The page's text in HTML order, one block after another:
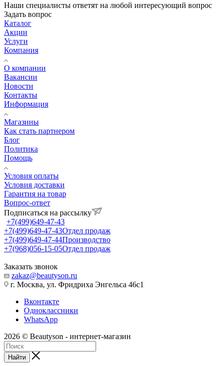
Наши специалисты ответят на любой интересующий вопрос
Задать вопрос
Каталог
Акции
Услуги
Компания
О компании
Вакансии
Новости
Контакты
Информация
Магазины
Как стать партнером
Блог
Политика
Помощь
Условия оплаты
Условия доставки
Гарантия на товар
Вопрос-ответ
Подписаться на рассылку
+7(499)649-47-43
+7(499)649-47-43Отдел продаж
+7(499)649-47-44Производство
+7(968)056-15-05Отдел продаж
Заказать звонок
zakaz@beautyson.ru
г. Москва, ул. Фридриха Энгельса 46с1
Вконтакте
Одноклассники
WhatsApp
2026 © Beautyson - интернет-магазин
Найти